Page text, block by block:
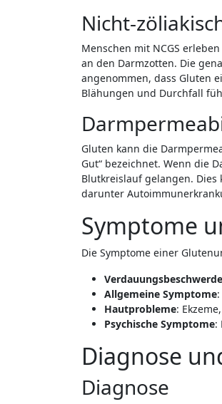
Nicht-
Menschen mit NCGS
an den Darmzotten. Die
angenommen, dass Gluten
Blähungen und Durchfall
Gluten kann die
Gut“ bezeichnet. Wenn die
Blutkreislauf gelangen.
darunter
Symptome
Die Symptome einer
Allgemeine Symptome
Hautprobleme:
Psychische Symptome:
Diagnose
Diagnose